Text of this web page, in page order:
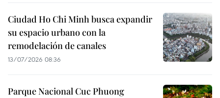
Ciudad Ho Chi Minh busca expandir
su espacio urbano con la
remodelación de canales
13/07/2026 08:36
Parque Nacional Cuc Phuong